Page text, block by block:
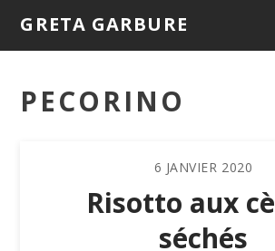
GRETA GARBURE
PECORINO
6 JANVIER 2020
Risotto aux
séchés